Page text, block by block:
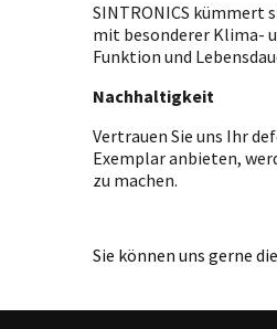
SINTRONICS kümmert
mit besonderer Klima-
Funktion und
Nachhaltigkeit
Vertrauen Sie uns Ihr
Exemplar anbieten,
zu machen.
Sie können uns gerne